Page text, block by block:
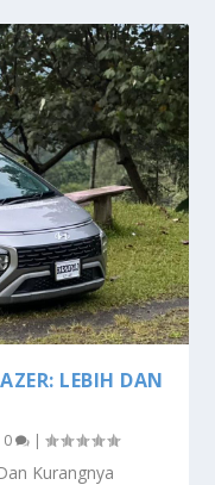
LEBIH DAN
0 |
Kurangnya